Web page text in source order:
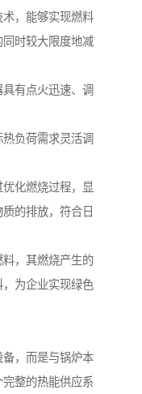
，能够实现燃料
时较大限度地减
有点火迅速、调
负荷需求灵活调
化燃烧过程，显
的排放，符合日
料，其燃烧产生的
为企业实现绿色
，而是与锅炉本
整的热能供应系